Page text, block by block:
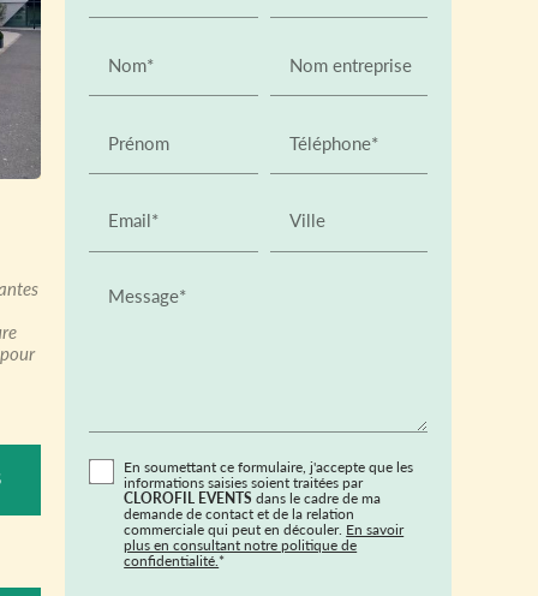
Nom* Nom entreprise
Prénom Téléphone*
Email* Ville
Message*
En soumettant ce formulaire, j'accepte que les
informations saisies soient traitées par
CLOROFIL EVENTS dans le cadre de ma
demande de contact et de la relation
commerciale qui peut en découler. En savoir
plus en consultant notre politique de
confidentialité.*